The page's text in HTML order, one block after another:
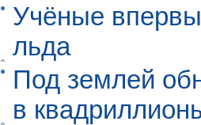
Учёные
льда
Под землей
в